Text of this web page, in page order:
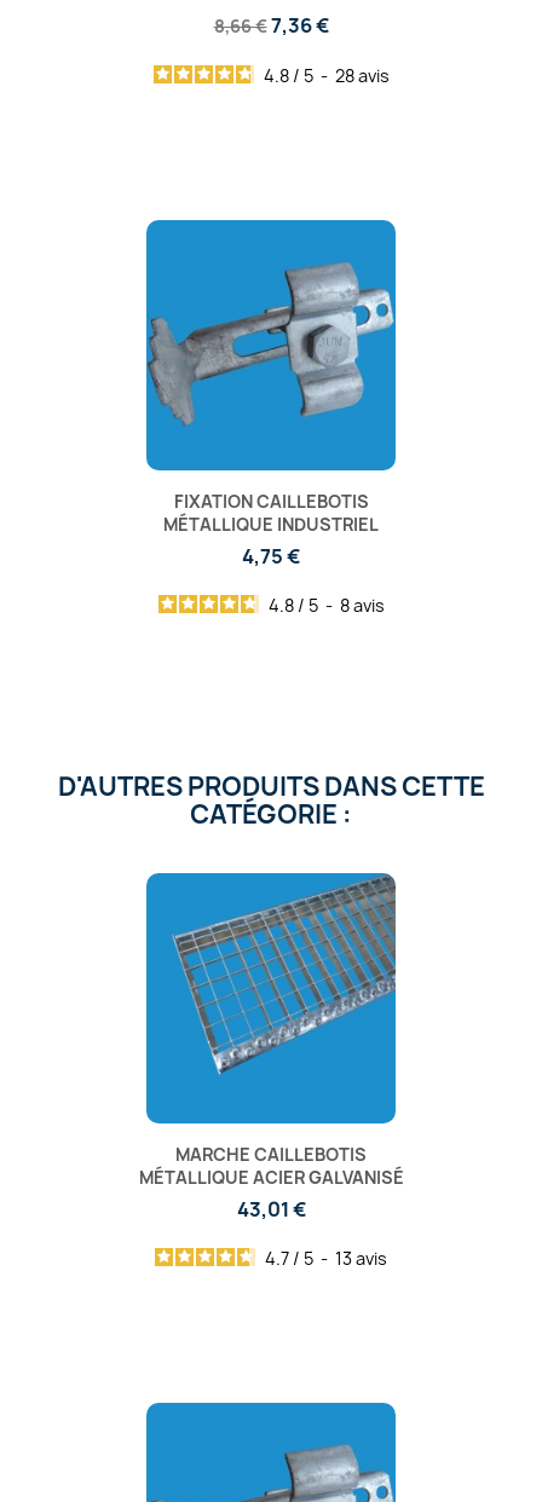
8,66 €7,36 €
4.8 / 5 - 28avis
FIXATION CAILLEBOTIS
MÉTALLIQUE INDUSTRIEL
4,75 €
4.8 / 5 - 8avis
D'AUTRES PRODUITS DANS CETTE
CATÉGORIE :
MARCHE CAILLEBOTIS
MÉTALLIQUE ACIER GALVANISÉ
43,01 €
4.7 / 5 - 13avis